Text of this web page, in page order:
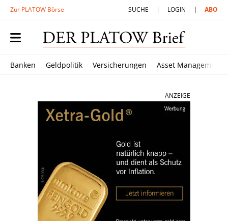
Zur PLATOW Börse SUCHE LOGIN ABO
Banken Geldpolitik Versicherungen Asset Management
ANZEIGE